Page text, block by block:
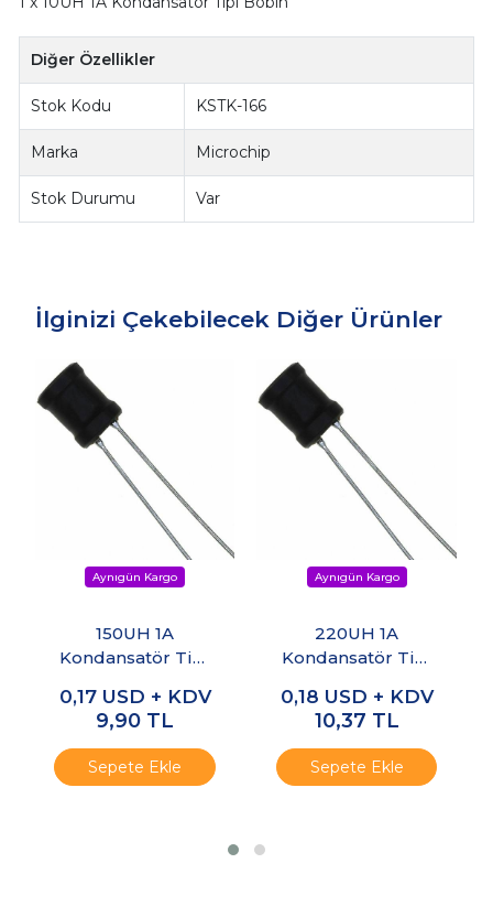
Diğer Özellikler
Stok Kodu KSTK-166
Marka Microchip
Stok Durumu Var
İlginizi Çekebilecek Diğer Ürünler
150UH 1A
Kondansatör Tipi
0,17 USD + KDV
9,90 TL
Sepete Ekle
220UH 1A
Kondansatör Tipi
0,18 USD + KDV
10,37 TL
Sepete Ekle